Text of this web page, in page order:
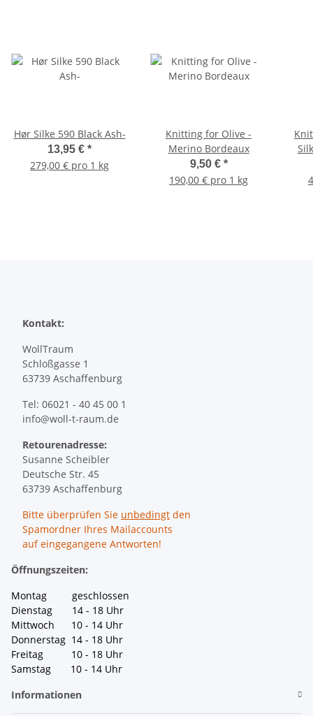
Hør Silke 590 Black Ash-
13,95 € *
279,00 € pro 1 kg
Knitting for Olive -
Merino Bordeaux
9,50 € *
190,00 € pro 1 kg
Kontakt:
WollTraum
Schloßgasse 1
63739 Aschaffenburg
Tel: 06021 - 40 45 00 1
info@woll-t-raum.de
Retourenadresse:
Susanne Scheibler
Deutsche Str. 45
63739 Aschaffenburg
Bitte überprüfen Sie unbedingt den
Spamordner Ihres Mailaccounts
auf eingegangene Antworten!
Öffnungszeiten:
Montag geschlossen
Dienstag 14 - 18 Uhr
Mittwoch 10 - 14 Uhr
Donnerstag 14 - 18 Uhr
Freitag 10 - 18 Uhr
Samstag 10 - 14 Uhr
Informationen